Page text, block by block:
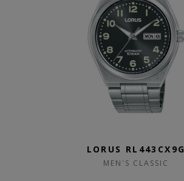
LORUS RL443CX9G
MEN'S CLASSIC